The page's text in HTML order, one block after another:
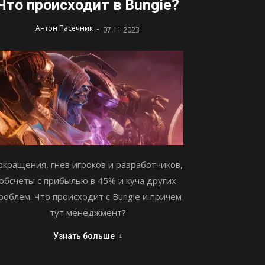
происходит в Bungie?
Антон Пасечник - 07.11.2023
гнев игроков и разработчиков,
с прибылью в 45% и куча других
Что происходит с Bungie и причем
тут менеджмент?
Узнать больше